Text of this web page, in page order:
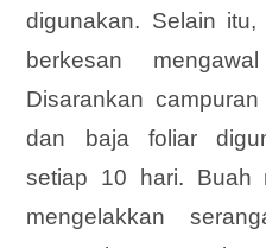
digunakan. Selain
berkesan
Disarankan
dan baja foliar
setiap 10 hari. Buah
mengelakkan